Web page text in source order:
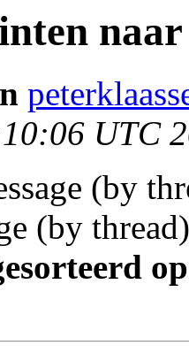
UTC
(by
(by